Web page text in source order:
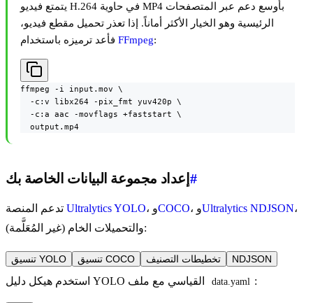
يتمتع فيديو H.264 في حاوية MP4 بأوسع دعم عبر المتصفحات
الرئيسية وهو الخيار الأكثر أماناً. إذا تعذر تحميل مقطع فيديو،
FFmpeg:
ffmpeg -i input.mov \
  -c:v libx264 -pix_fmt yuv420p \
  -c:a aac -movflags +faststart \
  output.mp4
إعداد مجموعة البيانات الخاصة بك #
Ultralytics YOLO ، وCOCO ، وUltralytics NDJSON،
والتحميلات الخام (غير المُعَلَّمة):
تنسيق YOLO تنسيق COCO تخطيطات التصنيف NDJSON
data.yaml :